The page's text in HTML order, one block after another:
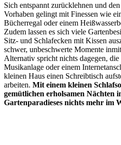
Sich entspannt zurücklehnen und
Vorhaben gelingt mit Finessen wie
Bücherregal oder einem
Zudem lassen es sich viele
Sitz- und Schlafecken mit Kissen
schwer, unbeschwerte Momente
Alternativ spricht nichts dagegen,
Musikanlage oder einem
kleinen Haus einen Schreibtisch
arbeiten. Mit einem kleinen
gemütlichen erholsamen Nächten
Gartenparadieses nichts mehr im